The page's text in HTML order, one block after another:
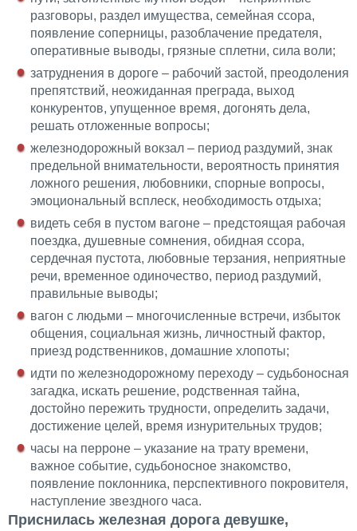
разговоры, раздел имущества, семейная ссора,
появление соперницы, разоблачение предателя,
оперативные выводы, грязные сплетни, сила воли;
затруднения в дороге – рабочий застой, преодоления
препятствий, неожиданная преграда, выход
конкурентов, упущенное время, догонять дела,
решать отложенные вопросы;
железнодорожный вокзал – период раздумий, знак
предельной внимательности, вероятность принятия
ложного решения, любовники, спорные вопросы,
эмоциональный всплеск, необходимость отдыха;
видеть себя в пустом вагоне – предстоящая рабочая
поездка, душевные сомнения, обидная ссора,
сердечная пустота, любовные терзания, неприятные
речи, временное одиночество, период раздумий,
правильные выводы;
вагон с людьми – многочисленные встречи, избыток
общения, социальная жизнь, личностный фактор,
приезд родственников, домашние хлопоты;
идти по железнодорожному переходу – судьбоносная
загадка, искать решение, родственная тайна,
достойно пережить трудности, определить задачи,
достижение целей, время изнурительных трудов;
часы на перроне – указание на трату времени,
важное событие, судьбоносное знакомство,
появление поклонника, перспективного покровителя,
наступление звездного часа.
Приснилась железная дорога девушке,